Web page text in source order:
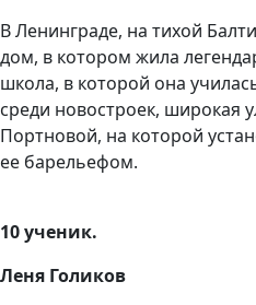
В Ленинграде, на тихой
дом, в котором жила
школа, в которой она
среди новостроек, широкая
Портновой, на которой
ее барельефом.
10 ученик.
Леня Голиков